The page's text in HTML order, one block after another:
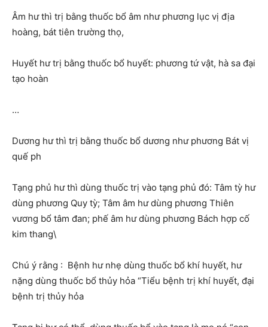
Âm hư thì trị bằng thuốc bổ âm như phương lục vị địa
hoàng, bát tiên trường thọ,
Huyết hư trị bằng thuốc bổ huyết: phương tứ vật, hà sa đại
tạo hoàn
…
Dương hư thì trị bằng thuốc bổ dương như phương Bát vị
quế ph
Tạng phủ hư thì dùng thuốc trị vào tạng phủ đó: Tâm tỳ hư
dùng phương Quy tỳ; Tâm âm hư dùng phương Thiên
vương bổ tâm đan; phế âm hư dùng phương Bách hợp cố
kim thang\
Chú ý rằng : Bệnh hư nhẹ dùng thuốc bổ khí huyết, hư
nặng dùng thuốc bổ thủy hỏa “Tiểu bệnh trị khí huyết, đại
bệnh trị thủy hỏa